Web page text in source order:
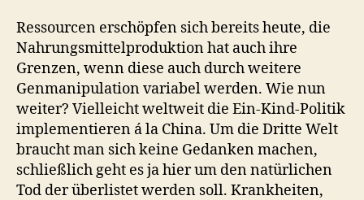
Ressourcen erschöpfen sich bereits heute, die
Nahrungsmittelproduktion hat auch ihre
Grenzen, wenn diese auch durch weitere
Genmanipulation variabel werden. Wie nun
weiter? Vielleicht weltweit die Ein-Kind-Politik
implementieren á la China. Um die Dritte Welt
braucht man sich keine Gedanken machen,
schließlich geht es ja hier um den natürlichen
Tod der überlistet werden soll. Krankheiten,